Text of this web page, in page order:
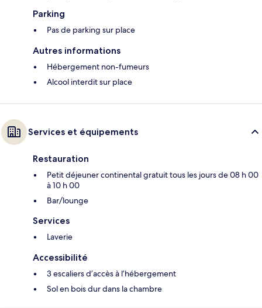
Parking
Pas de parking sur place
Autres informations
Hébergement non-fumeurs
Alcool interdit sur place
Services et équipements
Restauration
Petit déjeuner continental gratuit tous les jours de 08 h 00
à 10 h 00
Bar/lounge
Services
Laverie
Accessibilité
3 escaliers d’accès à l’hébergement
Sol en bois dur dans la chambre